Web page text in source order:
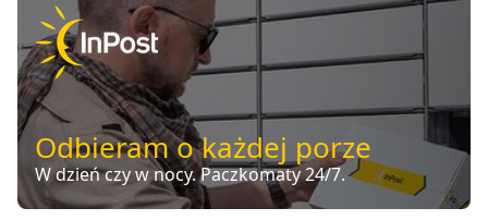
Odbieram o każdej porze
W dzień czy w nocy. Paczkomaty 24/7.